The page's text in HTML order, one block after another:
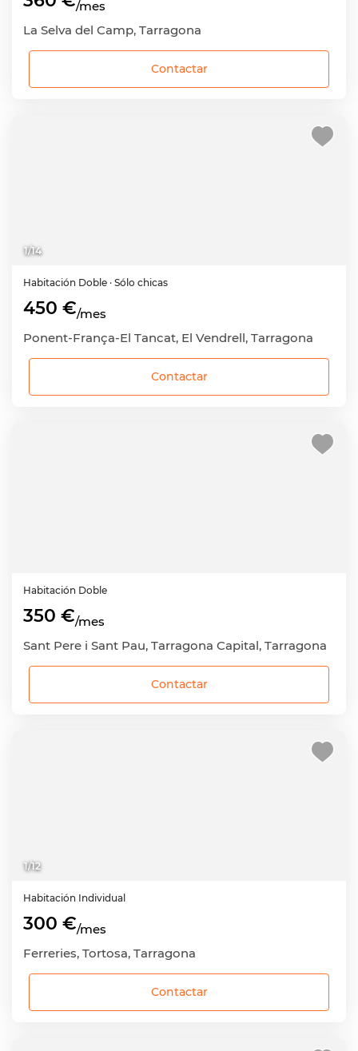
/mes
La Selva del Camp, Tarragona
Contactar
1/14
Habitación Doble · Sólo chicas
450 €/mes
Ponent-França-El Tancat, El Vendrell, Tarragona
Contactar
Habitación Doble
350 €/mes
Sant Pere i Sant Pau, Tarragona Capital, Tarragona
Contactar
1/12
Habitación Individual
300 €/mes
Ferreries, Tortosa, Tarragona
Contactar